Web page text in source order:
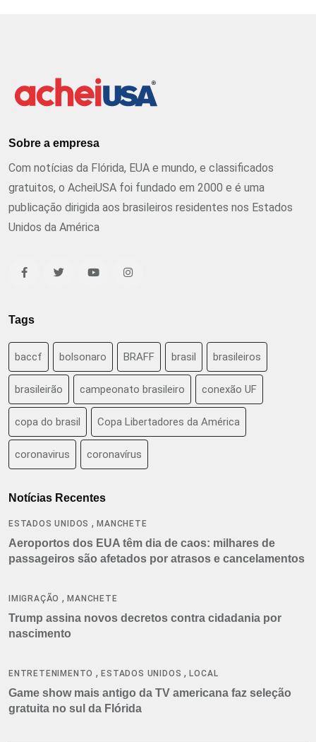
Sobre a empresa
Com notícias da Flórida, EUA e mundo, e classificados
gratuitos, o AcheiUSA foi fundado em 2000 e é uma
publicação dirigida aos brasileiros residentes nos Estados
Unidos da América
Tags
baccf bolsonaro BRAFF brasil brasileiros
brasileirão campeonato brasileiro conexão UF
copa do brasil Copa Libertadores da América
coronavirus coronavírus
Notícias Recentes
ESTADOS UNIDOS ,MANCHETE
Aeroportos dos EUA têm dia de caos: milhares de
passageiros são afetados por atrasos e cancelamentos
IMIGRAÇÃO ,MANCHETE
Trump assina novos decretos contra cidadania por
nascimento
ENTRETENIMENTO ,ESTADOS UNIDOS ,LOCAL
Game show mais antigo da TV americana faz seleção
gratuita no sul da Flórida